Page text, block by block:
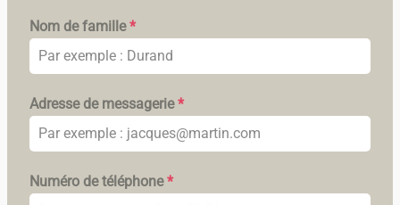
Nom de famille*
Adresse de messagerie*
Numéro de téléphone*